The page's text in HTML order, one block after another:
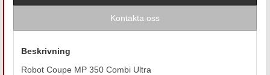
Kontakta oss
Beskrivning
Robot Coupe MP 350 Combi Ultra